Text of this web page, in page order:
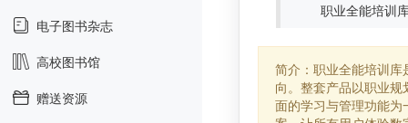
电子图书杂志
高校图书馆
赠送资源
职业全能培训
简介：职业全能培训
向。整套产品以职业
面的学习与管理功能